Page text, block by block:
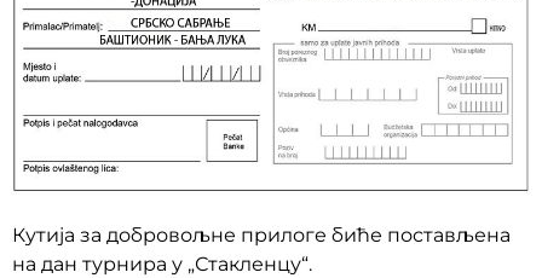
Кутија за добровољне прилоге биће постављена
на дан турнира у „Стакленцу“.